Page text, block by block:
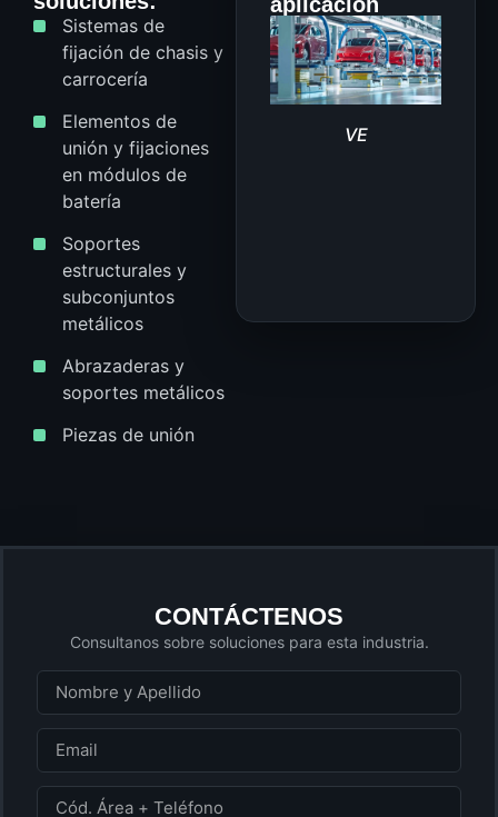
Sistemas de
fijación de chasis y
carrocería
Elementos de
unión y fijaciones
en módulos de
batería
Soportes
estructurales y
subconjuntos
metálicos
Abrazaderas y
soportes metálicos
Piezas de unión
VE
CONTÁCTENOS
Consultanos sobre soluciones para esta industria.